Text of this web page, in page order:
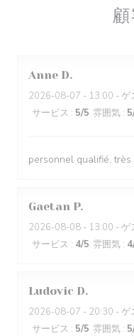
Anne D
2026-08-07 - 13:00 - ゲ
サービス : 5/5 雰囲気 : 5
personnel qualifié,
Gaetan P
2026-08-08 - 13:00 - ゲ
サービス : 4/5 雰囲気 : 4
Ludovic D
2026-08-07 - 20:30 - ゲ
サービス : 5/5 雰囲気 : 5